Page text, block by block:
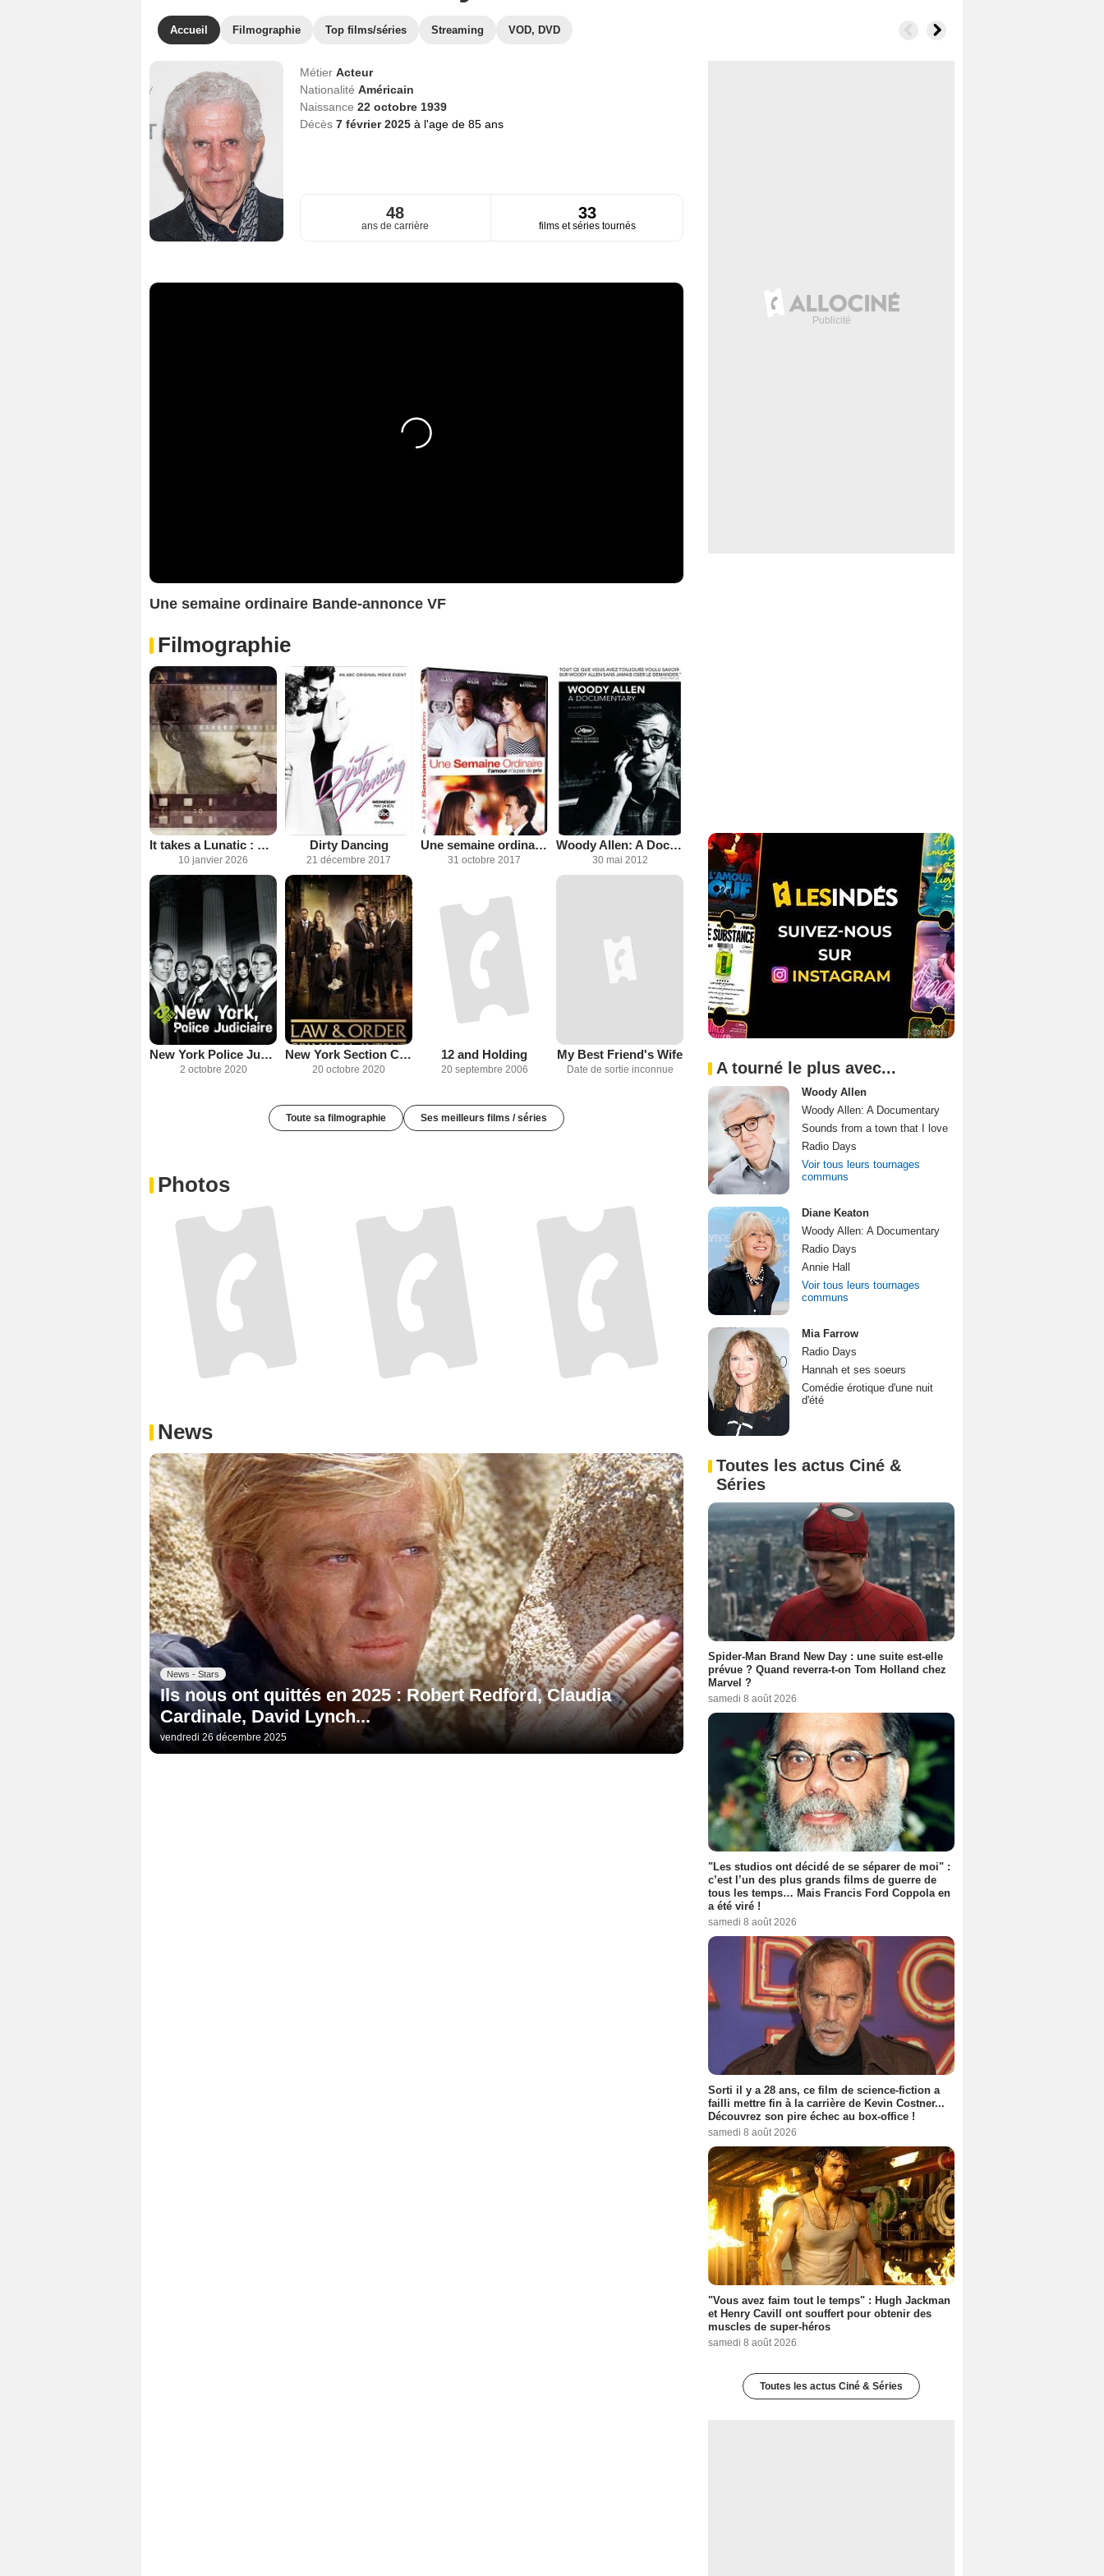
Accueil Filmographie Top films/séries Streaming VOD, DVD
Métier Acteur
Nationalité Américain
Naissance 22 octobre 1939
Décès 7 février 2025 à l'age de 85 ans
48
ans de carrière
33
films et séries tournés
Une semaine ordinaire Bande-annonce VF
Filmographie
It takes a Lunatic : Wynn Handman et la passion du théâtre
10 janvier 2026
Dirty Dancing
21 décembre 2017
Une semaine ordinaire
31 octobre 2017
Woody Allen: A Documentary
30 mai 2012
New York Police Judiciaire
2 octobre 2020
New York Section Criminelle
20 octobre 2020
12 and Holding
20 septembre 2006
My Best Friend's Wife
Date de sortie inconnue
Toute sa filmographie Ses meilleurs films / séries
Photos
News
News - Stars
Ils nous ont quittés en 2025 : Robert Redford, Claudia
Cardinale, David Lynch...
vendredi 26 décembre 2025
A tourné le plus avec...
Woody Allen
Woody Allen: A Documentary
Sounds from a town that I love
Radio Days
Voir tous leurs tournages
communs
Diane Keaton
Woody Allen: A Documentary
Radio Days
Annie Hall
Voir tous leurs tournages
communs
Mia Farrow
Radio Days
Hannah et ses soeurs
Comédie érotique d'une nuit
d'été
Toutes les actus Ciné &
Séries
Spider-Man Brand New Day : une suite est-elle
prévue ? Quand reverra-t-on Tom Holland chez
Marvel ?
samedi 8 août 2026
"Les studios ont décidé de se séparer de moi" :
c’est l’un des plus grands films de guerre de
tous les temps… Mais Francis Ford Coppola en
a été viré !
samedi 8 août 2026
Sorti il y a 28 ans, ce film de science-fiction a
failli mettre fin à la carrière de Kevin Costner...
Découvrez son pire échec au box-office !
samedi 8 août 2026
"Vous avez faim tout le temps" : Hugh Jackman
et Henry Cavill ont souffert pour obtenir des
muscles de super-héros
samedi 8 août 2026
Toutes les actus Ciné & Séries